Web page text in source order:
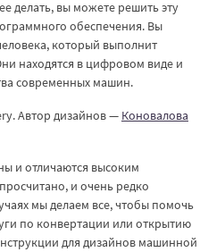
делать, вы можете решить эту
обеспечения. Вы
который выполнит
находятся в цифровом виде и
современных машин.
Автор дизайнов — Коновалова
и отличаются высоким
и очень редко
мы делаем все, чтобы помочь
по конвертации или открытию
для дизайнов машинной